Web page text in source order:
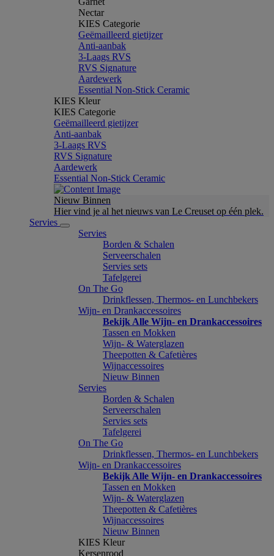
Nectar
KIES Categorie
Geëmailleerd gietijzer
Anti-aanbak
3-Laags RVS
RVS Signature
Aardewerk
Essential Non-Stick Ceramic
KIES Kleur
KIES Categorie
Geëmailleerd gietijzer
Anti-aanbak
3-Laags RVS
RVS Signature
Aardewerk
Essential Non-Stick Ceramic
Nieuw Binnen
Hier vind je al het nieuws van Le Creuset op één plek.
Servies
Servies
Borden & Schalen
Serveerschalen
Servies sets
Tafelgerei
On The Go
Drinkflessen, Thermos- en Lunchbekers
Wijn- en Drankaccessoires
Bekijk Alle Wijn- en Drankaccessoires
Tassen en Mokken
Wijn- & Waterglazen
Theepotten & Cafetières
Wijnaccessoires
Nieuw Binnen
Servies
Borden & Schalen
Serveerschalen
Servies sets
Tafelgerei
On The Go
Drinkflessen, Thermos- en Lunchbekers
Wijn- en Drankaccessoires
Bekijk Alle Wijn- en Drankaccessoires
Tassen en Mokken
Wijn- & Waterglazen
Theepotten & Cafetières
Wijnaccessoires
Nieuw Binnen
KIES Kleur
Kersenrood